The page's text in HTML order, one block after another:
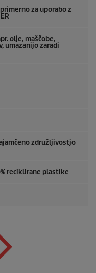
za uporabo z
olje, maščobe,
umazanijo zaradi
združljivostjo
reciklirane plastike